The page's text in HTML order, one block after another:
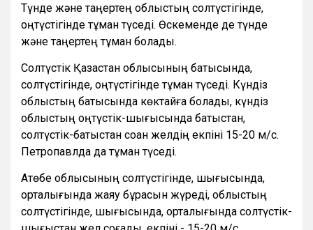
Түнде және таңертең облыстың солтүстігінде,
оңтүстігінде тұман түседі. Өскеменде де түнде
және таңертең тұман болады.
Солтүстік Қазақстан облысының батысында,
солтүстігінде, оңтүстігінде тұман түседі. Күндіз
облыстың батысында көктайғақ болады, күндіз
облыстың оңтүстік-шығысында батыстан,
солтүстік-батыстан соққан желдің екпіні 15-20 м/с.
Петропавлда да тұман түседі.
Ақтөбе облысының солтүстігінде, шығысында,
орталығында жаяу бұрқасын жүреді, облыстың
солтүстігінде, шығысында, орталығында солтүстік-